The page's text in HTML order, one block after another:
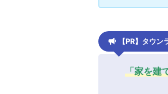
【PR】タウ
「家を建